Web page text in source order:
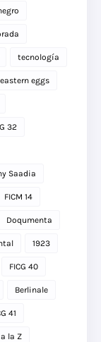
tecnología
eastern eggs
32
Saadia
FICM 14
Doqumenta
1923
FICG 40
Berlinale
41
la Z